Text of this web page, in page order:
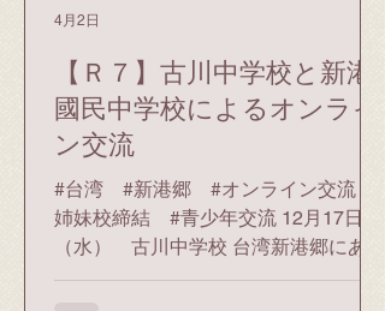
【Ｒ７】古川中学校と新港
國民中学校によるオンライ
ン交流
#台湾 #新港郷 #オンライン交流 #
姉妹校締結 #青少年交流 12月17日
（水） 古川中学校 台湾新港郷にある
新港國民中学校と、古川中学校の２年
4月2日